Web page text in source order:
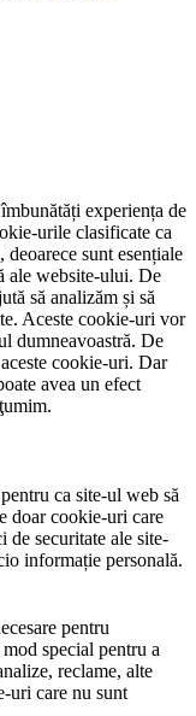
experiența de
urile clasificate ca
sunt esențiale
ale website-ului. De
să analizăm și să
Aceste cookie-uri vor
dumneavoastră. De
cookie-uri. Dar
avea un efect
ca site-ul web să
doar cookie-uri care
de securitate ale site-
informație personală.
pentru
special pentru a
reclame, alte
uri care nu sunt